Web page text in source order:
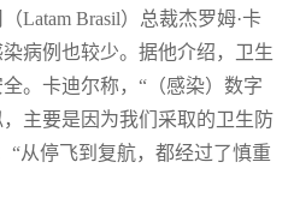
Brasil）总裁杰罗姆·卡
病例也较少。据他介绍，卫生
。卡迪尔称，“（感染）数字
，主要是因为我们采取的卫生防
“从停飞到复航，都经过了慎重